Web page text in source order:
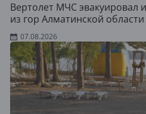
Вертолет МЧС эвакуировал
из гор Алматинской области
07.08.2026